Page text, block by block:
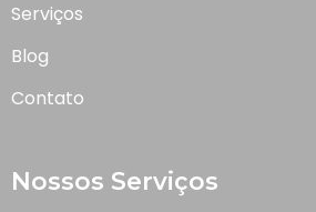
Serviços
Blog
Contato
Nossos Serviços